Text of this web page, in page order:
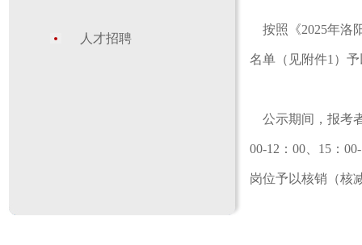
人才招聘
按照《2025年洛
名单（见附件1）
公示期间，报考
00-12：00、15：
岗位予以核销（核